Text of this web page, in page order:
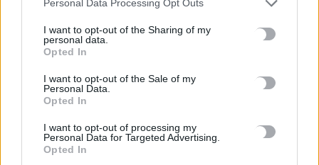
Personal Data Processing Opt Outs
I want to opt-out of the Sharing of my
personal data.
Opted In
I want to opt-out of the Sale of my
Personal Data.
Opted In
I want to opt-out of processing my
Personal Data for Targeted Advertising.
Opted In
ΡΑΝΤΑΡ
ΣΧΕΤΙΚΆ ΆΡΘΡΑ